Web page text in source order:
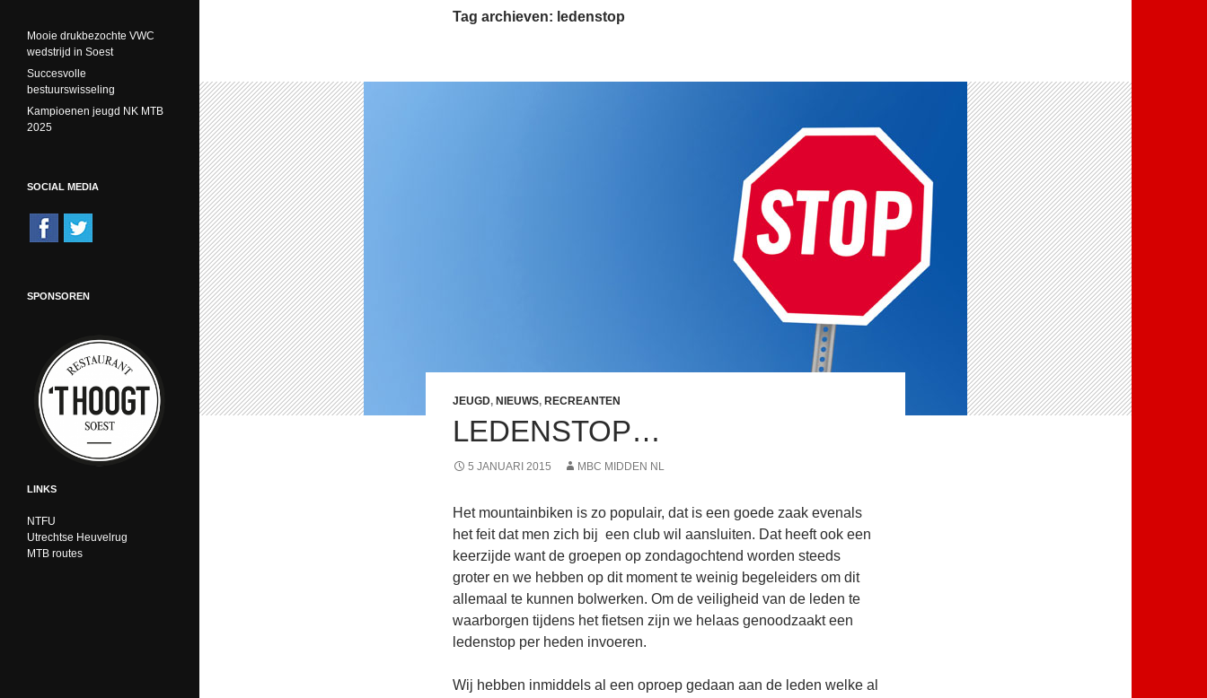
Tag archieven: ledenstop
JEUGD, NIEUWS, RECREANTEN
LEDENSTOP…
5 JANUARI 2015 MBC MIDDEN NL
Het mountainbiken is zo populair, dat is een goede zaak evenals
het feit dat men zich bij een club wil aansluiten. Dat heeft ook een
keerzijde want de groepen op zondagochtend worden steeds
groter en we hebben op dit moment te weinig begeleiders om dit
allemaal te kunnen bolwerken. Om de veiligheid van de leden te
waarborgen tijdens het fietsen zijn we helaas genoodzaakt een
ledenstop per heden invoeren.
Wij hebben inmiddels al een oproep gedaan aan de leden welke al
Mooie drukbezochte VWC
wedstrijd in Soest
Succesvolle
bestuurswisseling
Kampioenen jeugd NK MTB
2025
SOCIAL MEDIA
SPONSOREN
LINKS
NTFU
Utrechtse Heuvelrug
MTB routes